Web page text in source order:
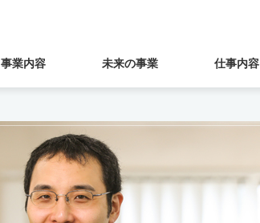
事業内容 未来の事業 仕事内容